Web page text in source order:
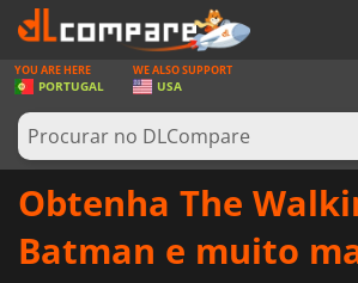
JOGOS
GAME CARDS
SOFTWARE
YOU ARE HERE
PORTUGAL
WE ALSO SUPPORT
USA
Obtenha The
Batman e muito